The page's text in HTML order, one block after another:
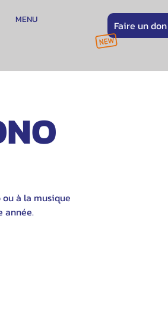
MENU Faire un don
ou à la musique
année.